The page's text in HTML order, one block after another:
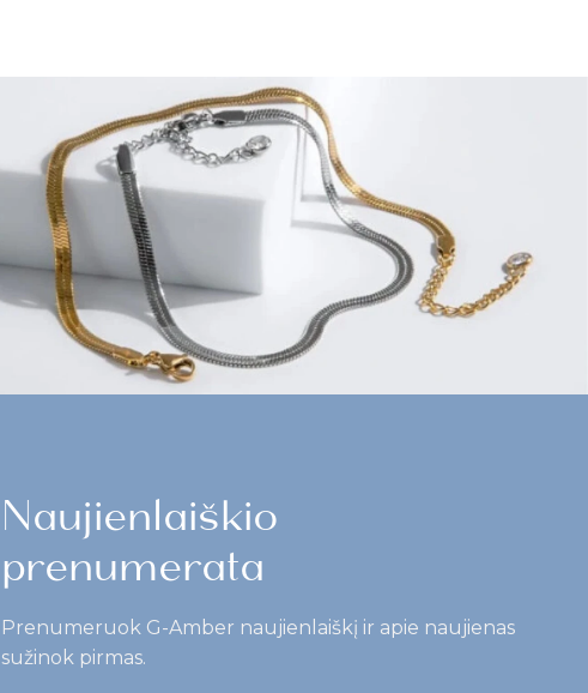
Naujienlaiškio
prenumerata
Prenumeruok G-Amber naujienlaiškį ir apie naujienas
sužinok pirmas.